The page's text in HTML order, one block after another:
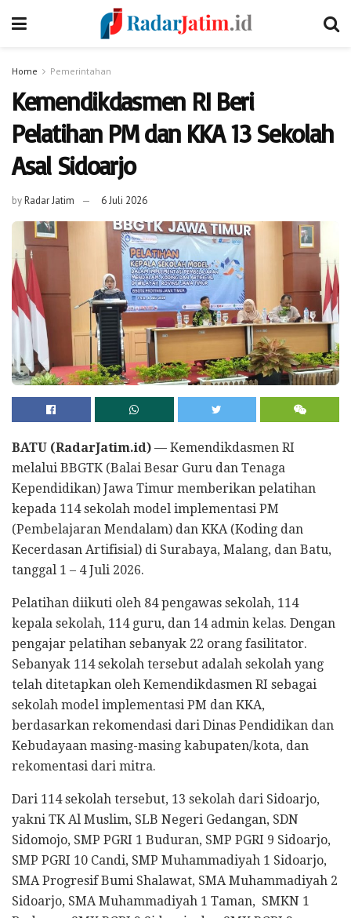
Home Pemerintahan
Kemendikdasmen RI Beri
Pelatihan PM dan KKA 13 Sekolah
Asal Sidoarjo
byRadar Jatim 6 Juli 2026
BATU (RadarJatim.id) — Kemendikdasmen RI
melalui BBGTK (Balai Besar Guru dan Tenaga
Kependidikan) Jawa Timur memberikan pelatihan
kepada 114 sekolah model implementasi PM
(Pembelajaran Mendalam) dan KKA (Koding dan
Kecerdasan Artifisial) di Surabaya, Malang, dan Batu,
tanggal 1 – 4 Juli 2026.
Pelatihan diikuti oleh 84 pengawas sekolah, 114
kepala sekolah, 114 guru, dan 14 admin kelas. Dengan
pengajar pelatihan sebanyak 22 orang fasilitator.
Sebanyak 114 sekolah tersebut adalah sekolah yang
telah ditetapkan oleh Kemendikdasmen RI sebagai
sekolah model implementasi PM dan KKA,
berdasarkan rekomendasi dari Dinas Pendidikan dan
Kebudayaan masing-masing kabupaten/kota, dan
rekomentasi dari mitra.
Dari 114 sekolah tersebut, 13 sekolah dari Sidoarjo,
yakni TK Al Muslim, SLB Negeri Gedangan, SDN
Sidomojo, SMP PGRI 1 Buduran, SMP PGRI 9 Sidoarjo,
SMP PGRI 10 Candi, SMP Muhammadiyah 1 Sidoarjo,
SMA Progresif Bumi Shalawat, SMA Muhammadiyah 2
Sidoarjo, SMA Muhammadiyah 1 Taman, SMKN 1